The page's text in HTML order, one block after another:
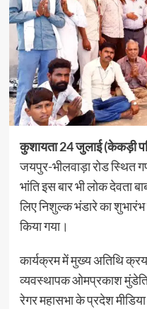
कुशायता 24 जुलाई (केकड़ी
जयपुर-भीलवाड़ा रोड स्थित
भांति इस बार भी लोक देवता
लिए निशुल्क भंडारे का शुभारंभ
किया गया।
कार्यक्रम में मुख्य अतिथि
व्यवस्थापक ओमप्रकाश
रेगर महासभा के प्रदेश मीडिया